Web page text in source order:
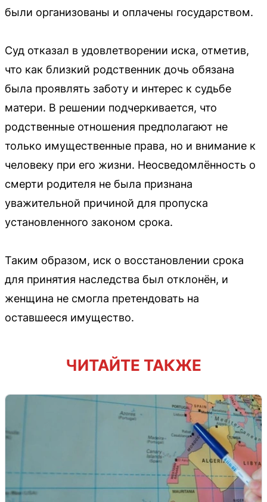
были организованы и оплачены государством.
Суд отказал в удовлетворении иска, отметив,
что как близкий родственник дочь обязана
была проявлять заботу и интерес к судьбе
матери. В решении подчеркивается, что
родственные отношения предполагают не
только имущественные права, но и внимание к
человеку при его жизни. Неосведомлённость о
смерти родителя не была признана
уважительной причиной для пропуска
установленного законом срока.
Таким образом, иск о восстановлении срока
для принятия наследства был отклонён, и
женщина не смогла претендовать на
оставшееся имущество.
ЧИТАЙТЕ ТАКЖЕ